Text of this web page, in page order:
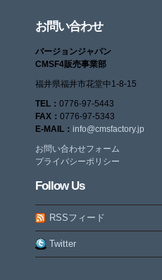
お問い合わせ
バージョンジャパン
CMSF4販売事業部
福井県福井市花堂中1-8-15
TEL： 0776-97-5443
FAX： 0776-97-5343
E-MAIL： info@cmsfactory.jp
お問い合わせフォーム
プライバシーポリシー
Follow Us
RSSフィード
Twitter